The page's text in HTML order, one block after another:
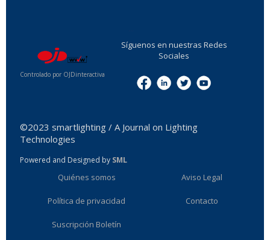
Controlado por OJDinteractiva
Síguenos en nuestras Redes
Sociales
©2023 smartlighting / A Journal on Lighting
Technologies
Powered and Designed by SML
Quiénes somos Aviso Legal
Política de privacidad Contacto
Suscripción Boletín